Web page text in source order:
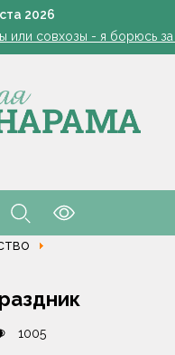
2026
сотрудничеству с
или совхозы - я борюсь
несгибаемой
бегут: Августовская
сотрудничеству с
1005